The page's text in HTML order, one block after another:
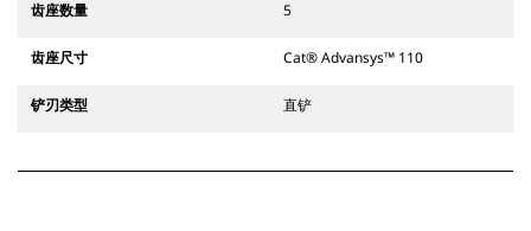
齿座数量 5
齿座尺寸 Cat® Advansys™ 110
铲刃类型 直铲